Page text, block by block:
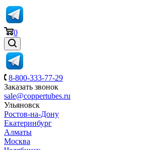
0
8-800-333-77-29
Заказать звонок
sale@coppertubes.ru
Ульяновск
Ростов-на-Дону
Екатеринбург
Алматы
Москва